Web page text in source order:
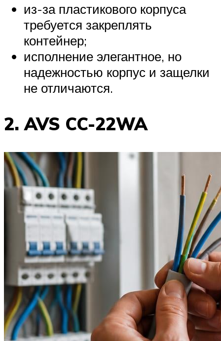
из-за пластикового корпуса
требуется закреплять
контейнер;
исполнение элегантное, но
надежностью корпус и защелки
не отличаются.
2. AVS CC-22WA